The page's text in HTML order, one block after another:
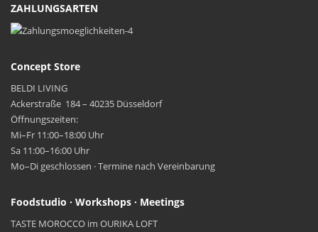
ZAHLUNGSARTEN
Concept Store
BELDI LIVING
Ackerstraße 184 – 40235 Düsseldorf
Öffnungszeiten:
Mi–Fr 11:00–18:00 Uhr
Sa 11:00–16:00 Uhr
Mo–Di geschlossen · Termine nach Vereinbarung
Foodstudio · Workshops · Meetings
TASTE MOROCCO im OURIKA LOFT